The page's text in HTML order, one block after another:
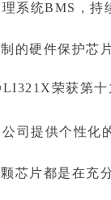
系统BMS，
的硬件保护芯
荣获第十
司提供个性
芯片都是在充